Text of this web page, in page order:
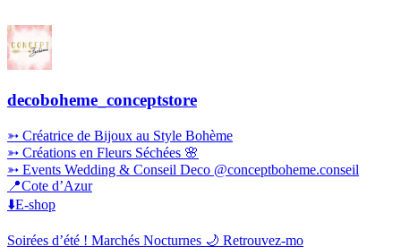
decoboheme_conceptstore
➳ Créatrice de Bijoux au Style Bohème
➳ Créations en Fleurs Séchées 🌸
➳ Events Wedding & Conseil Deco @conceptboheme.conseil
📍Cote d’Azur
⬇️E-shop
Soirées d’été ! Marchés Nocturnes 🌙 Retrouvez-mo